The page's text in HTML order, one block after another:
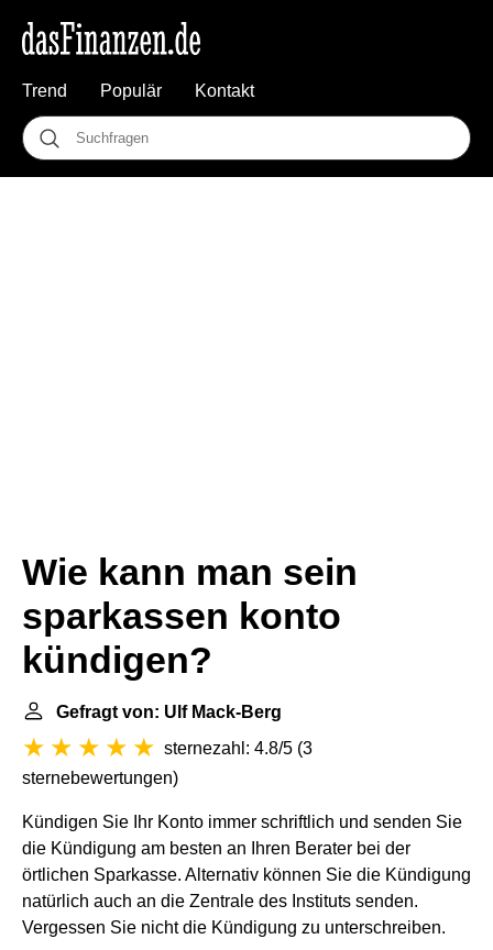
Trend Populär Kontakt
Wie kann man sein
sparkassen konto
kündigen?
Gefragt von: Ulf Mack-Berg
sternezahl: 4.8/5 (3
sternebewertungen)
Kündigen Sie Ihr Konto immer schriftlich und senden Sie
die Kündigung am besten an Ihren Berater bei der
örtlichen Sparkasse. Alternativ können Sie die Kündigung
natürlich auch an die Zentrale des Instituts senden.
Vergessen Sie nicht die Kündigung zu unterschreiben.